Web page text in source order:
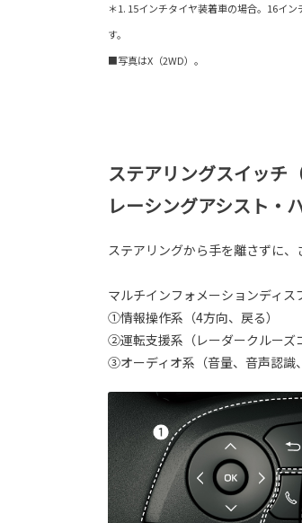
＊1. 15インチタイヤ装着車の場合。16イ
す。
■写真はX（2WD）。
ステアリングスイッチ
レーシングアシスト・
ステアリングから手を離さずに、
マルチインフォメーションディ
①情報操作系（4方向、戻る）
②運転支援系（レーダークルーズ
③オーディオ系（音量、音声認識